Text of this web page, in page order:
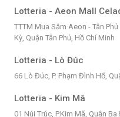
Lotteria - Aeon Mall
TTTM Mua Sắm Aeon - Tân
Kỳ, Quận Tân Phú, Hồ Chí Minh
Lotteria - Lò Đúc
66 Lò Đúc, P. Phạm Đình Hổ,
Lotteria - Kim Mã
01 Núi Trúc, P.Kim Mã, Quận